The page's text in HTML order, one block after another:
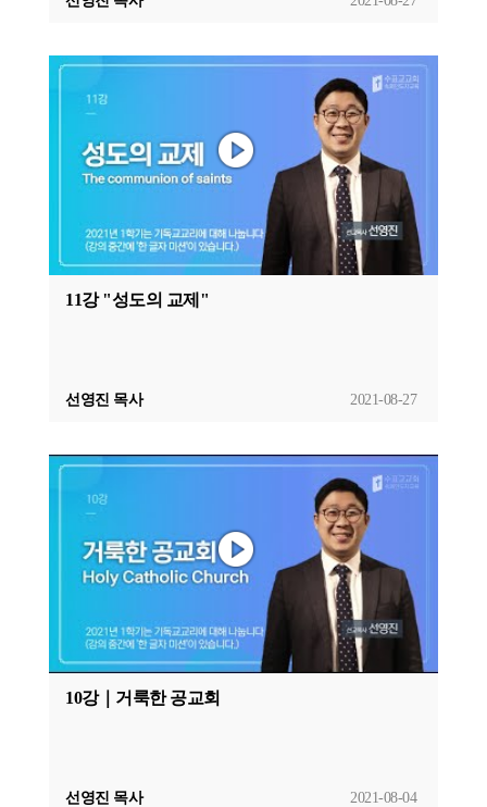
11강 "성도의 교제"
2021-08-27
선영진 목사
10강｜거룩한 공교회
2021-08-04
선영진 목사